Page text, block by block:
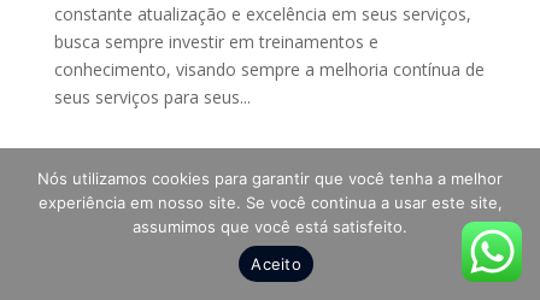
constante atualização e excelência em seus serviços,
busca sempre investir em treinamentos e
conhecimento, visando sempre a melhoria contínua de
seus serviços para seus...
Todos os direitos reservados a SANCOMEX Soluções
em Comércio Exterior - 2025
Nós utilizamos cookies para garantir que você tenha a melhor
experiência em nosso site. Se você continua a usar este site,
assumimos que você está satisfeito.
Aceito